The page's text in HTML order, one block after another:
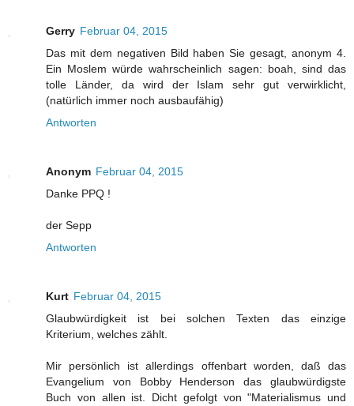
Gerry Februar 04, 2015
Das mit dem negativen Bild haben Sie gesagt, anonym 4.
Ein Moslem würde wahrscheinlich sagen: boah, sind das
tolle Länder, da wird der Islam sehr gut verwirklicht,
(natürlich immer noch ausbaufähig)
Antworten
Anonym Februar 04, 2015
Danke PPQ !
der Sepp
Antworten
Kurt Februar 04, 2015
Glaubwürdigkeit ist bei solchen Texten das einzige
Kriterium, welches zählt.
Mir persönlich ist allerdings offenbart worden, daß das
Evangelium von Bobby Henderson das glaubwürdigste
Buch von allen ist. Dicht gefolgt von "Materialismus und